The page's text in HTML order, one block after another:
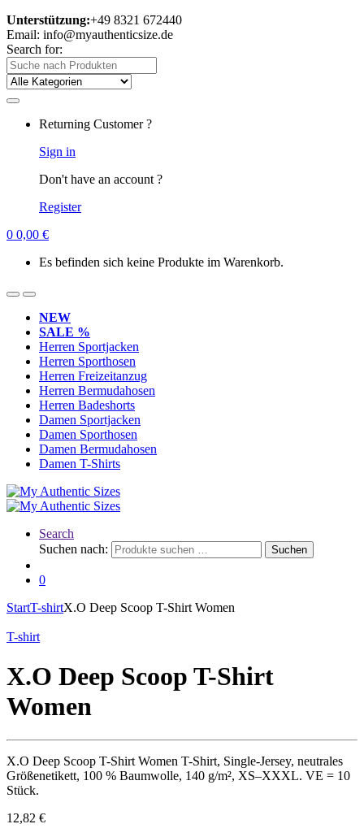
Unterstützung:+49 8321 672440
Email: info@myauthenticsize.de
Search for:
Returning Customer ?
Sign in
Don't have an account ?
Register
0 0,00 €
Es befinden sich keine Produkte im Warenkorb.
NEW
SALE %
Herren Sportjacken
Herren Sporthosen
Herren Freizeitanzug
Herren Bermudahosen
Herren Badeshorts
Damen Sportjacken
Damen Sporthosen
Damen Bermudahosen
Damen T-Shirts
Search
Suchen nach:
Suchen
0
StartT-shirtX.O Deep Scoop T-Shirt Women
T-shirt
X.O Deep Scoop T-Shirt
Women
X.O Deep Scoop T-Shirt Women T-Shirt, Single-Jersey, neutrales
Größenetikett, 100 % Baumwolle, 140 g/m², XS–XXXL. VE = 10
Stück.
12,82 €